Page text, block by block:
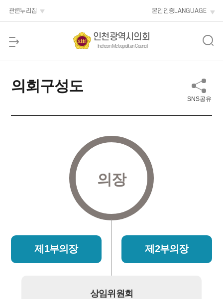
관련누리집 본인인증LANGUAGE
인천광역시의회
Incheon Metropolitan Council
의회구성도
SNS공유
의장
제1부의장 제2부의장
상임위원회